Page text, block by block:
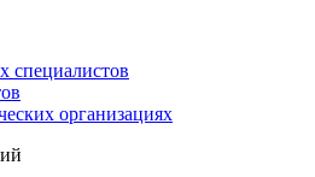
специалистов
организациях